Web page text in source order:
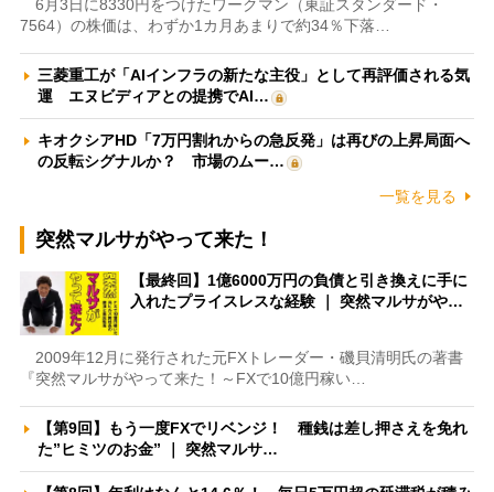
6月3日に8330円をつけたワークマン（東証スタンダード・
7564）の株価は、わずか1カ月あまりで約34％下落…
三菱重工が「AIインフラの新たな主役」として再評価される気
運 エヌビディアとの提携でAI…
キオクシアHD「7万円割れからの急反発」は再びの上昇局面へ
の反転シグナルか？ 市場のムー…
一覧を見る
突然マルサがやって来た！
【最終回】1億6000万円の負債と引き換えに手に
入れたプライスレスな経験 ｜ 突然マルサがや…
2009年12月に発行された元FXトレーダー・磯貝清明氏の著書
『突然マルサがやって来た！～FXで10億円稼い…
【第9回】もう一度FXでリベンジ！ 種銭は差し押さえを免れ
た”ヒミツのお金” ｜ 突然マルサ…